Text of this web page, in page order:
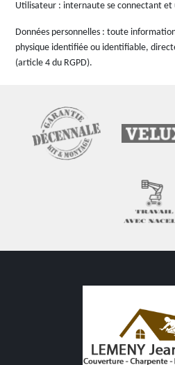
Utilisateur : internaute se connectant et
Données personnelles : toute
physique identifiée ou identifiable,
(article 4 du RGPD).